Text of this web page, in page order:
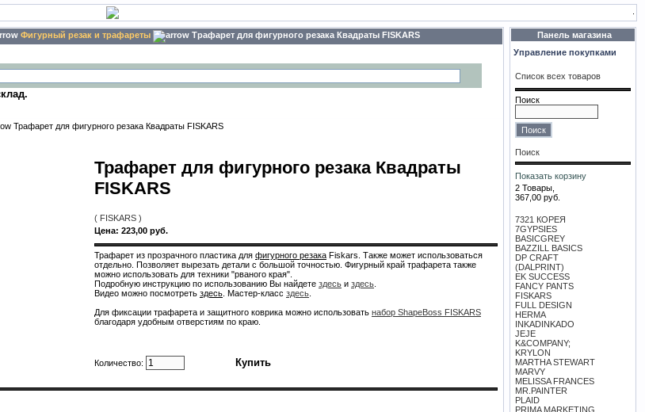
Фигурный резак и трафареты Трафарет для фигурного резака Квадраты FISKARS
Трафарет для фигурного резака Квадраты FISKARS
Трафарет для фигурного резака Квадраты
FISKARS
( FISKARS )
Цена: 223,00 руб.
Трафарет из прозрачного пластика для фигурного резака Fiskars. Также может использоваться
отдельно. Позволяет вырезать детали с большой точностью. Фигурный край трафарета также
можно использовать для техники "рваного края".
Подробную инструкцию по использованию Вы найдете здесь и здесь
Видео можно посмотреть здесь . Мастер-класс здесь
Для фиксации трафарета и защитного коврика можно использовать набор ShapeBoss FISKARS
благодаря удобным отверстиям по краю.
Количество:
Панель магазина
Управление покупками
Список всех товаров
Поиск
Поиск
Показать корзину
2 Товары,
367,00 руб.
7321 КОРЕЯ
7GYPSIES
BASICGREY
BAZZILL BASICS
DP CRAFT
(DALPRINT)
EK SUCCESS
FANCY PANTS
FISKARS
FULL DESIGN
HERMA
INKADINKADO
JEJE
K&COMPANY;
KRYLON
MARTHA STEWART
MARVY
MELISSA FRANCES
MR.PAINTER
PLAID
PRIMA MARKETING